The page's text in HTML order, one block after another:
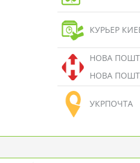
КУРЬЕР
НОВА
НОВА
УКРПОЧТА